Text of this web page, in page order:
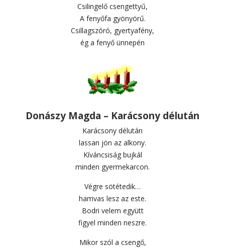
Csilingelő csengettyű,
A fenyőfa gyönyörű.
Csillagszóró, gyertyafény,
ég a fenyő ünnepén
Donászy Magda – Karácsony délután
Karácsony délután
lassan jön az alkony.
Kíváncsiság bujkál
minden gyermekarcon.
Végre sötétedik…
hamvas lesz az este.
Bodri velem együtt
figyel minden neszre.
Mikor szól a csengő,